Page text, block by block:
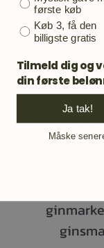
Gør
Din email
første køb
Køb 3, få den
billigste gratis
Tilmeld dig og
din første
Ja tak!
Måske